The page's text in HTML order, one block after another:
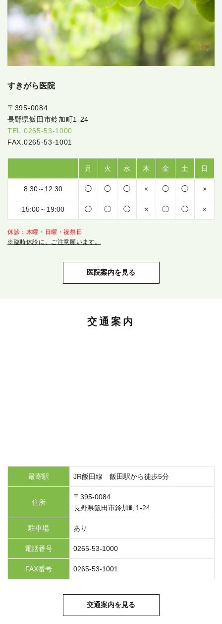
すきがら医院
〒395-0084
長野県飯田市鈴加町1-24
TEL.0265-53-1000
FAX.0265-53-1001
月 火 水 木 金 土 日
8:30～12:30 ◯ ◯ ◯ × ◯ ◯ ×
15:00～19:00 ◯ ◯ ◯ × ◯ ◯ ×
休診：木曜・日曜・祝祭日
※臨時休診に、ご注意願います。
医院案内を見る
交通案内
最寄駅 JR飯田線 飯田駅から徒歩5分
住所
〒395-0084
長野県飯田市鈴加町1-24
駐車場 あり
電話番号 0265-53-1000
FAX番号 0265-53-1001
交通案内を見る